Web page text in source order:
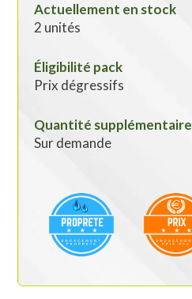
Actuellement en stock
2 unités
Éligibilité pack
Prix dégressifs
Quantité supplémentaire
Sur demande